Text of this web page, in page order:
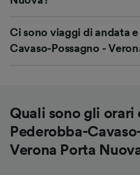
Ci sono viaggi di andata
Cavaso-Possagno -
Quali sono gli orari
Pederobba-
Verona Porta